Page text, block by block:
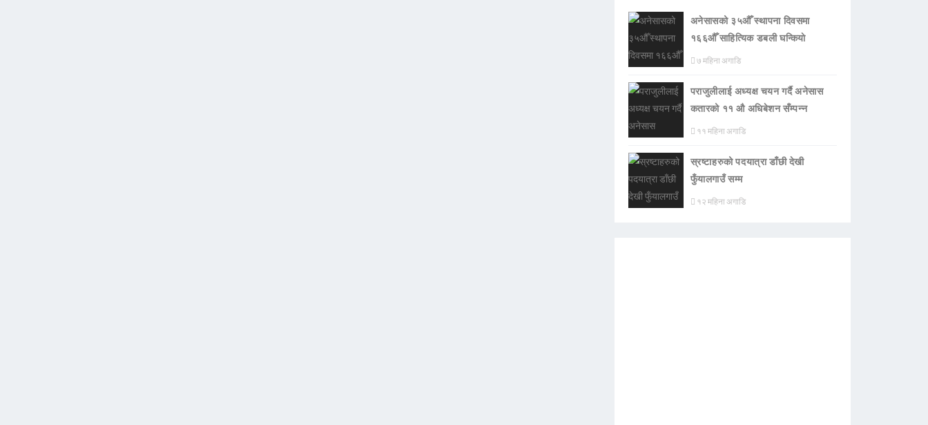
अनेसासको ३५औँ स्थापना दिवसमा
१६६औँ साहित्यिक डबली घन्कियाे
७ महिना अगाडि
पराजुलीलाई अध्यक्ष चयन गर्दै अनेसास
कतारको ११ औ अधिबेशन सँम्पन्न
११ महिना अगाडि
स्रष्टाहरुको पदयात्रा डाँछी देखी
फुँयालगाउँ सम्म
१२ महिना अगाडि